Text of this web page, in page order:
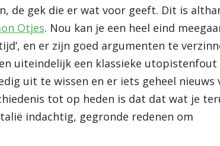
de gek die er wat voor geeft. Dit is
Otjes. Nou kan je een heel eind
en er zijn goed argumenten te
uiteindelijk een klassieke utopistenfout
uit te wissen en er iets geheel nieuws
tot op heden is dat dat wat je
indachtig, gegronde redenen om